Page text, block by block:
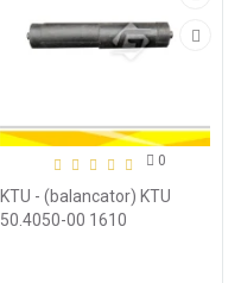
0
KTU - (balancator) KTU
50.4050-00 1610